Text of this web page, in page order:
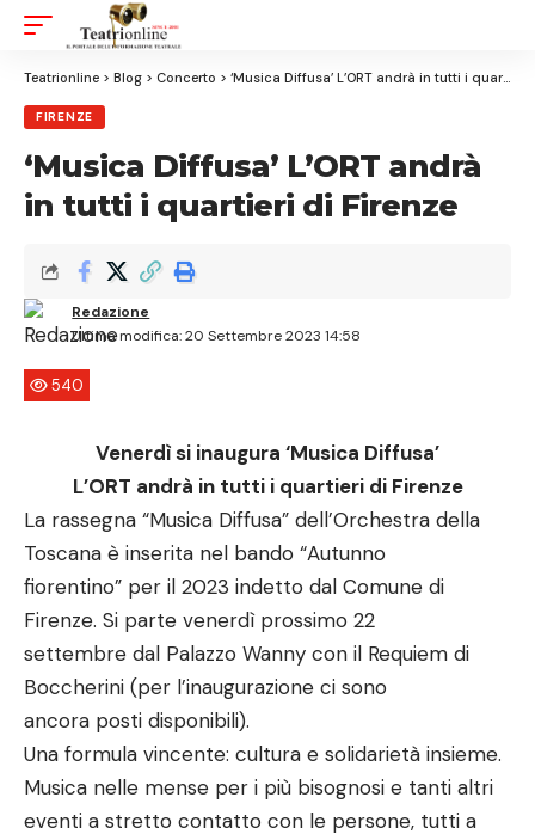
Resizer
Teatrionline > Blog > Concerto > ‘Musica Diffusa’ L’ORT andrà in tutti i quartieri di Firenze
FIRENZE
‘Musica Diffusa’ L’ORT andrà
in tutti i quartieri di Firenze
Ultima modifica: 20 Settembre 2023 14:58
Redazione
540
Venerdì si inaugura ‘Musica Diffusa’
L’ORT andrà in tutti i quartieri di Firenze
La rassegna “Musica Diffusa” dell’Orchestra della
Toscana è inserita nel bando “Autunno
fiorentino” per il 2023 indetto dal Comune di
Firenze. Si parte venerdì prossimo 22
settembre dal Palazzo Wanny con il Requiem di
Boccherini (per l’inaugurazione ci sono
ancora posti disponibili).
Una formula vincente: cultura e solidarietà insieme.
Musica nelle mense per i più bisognosi e tanti altri
eventi a stretto contatto con le persone, tutti a